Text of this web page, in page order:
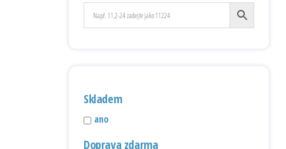
Skladem
ano
Doprava zdarma